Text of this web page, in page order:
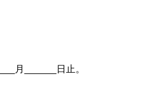
月______日止。